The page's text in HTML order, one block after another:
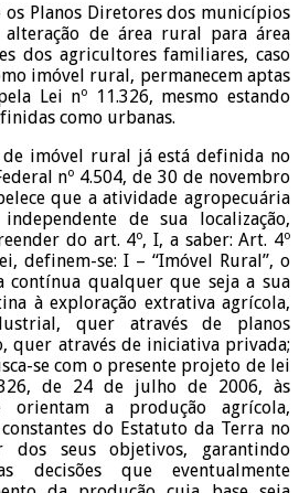
Planos Diretores dos municípios
alteração de área rural para área
dos agricultores familiares, caso
imóvel rural, permanecem aptas
Lei nº 11.326, mesmo estando
como urbanas.
de imóvel rural já está definida no
nº 4.504, de 30 de novembro
que a atividade agropecuária
de sua localização,
do art. 4º, I, a saber: Art. 4º
definem-se: I – “Imóvel Rural”, o
contínua qualquer que seja a sua
à exploração extrativa agrícola,
quer através de planos
quer através de iniciativa privada;
se com o presente projeto de lei
de 24 de julho de 2006, às
orientam a produção agrícola,
do Estatuto da Terra no
seus objetivos, garantindo
decisões que eventualmente